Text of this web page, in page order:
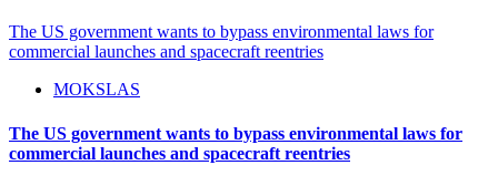
The US government wants to bypass environmental laws for
commercial launches and spacecraft reentries
MOKSLAS
The US government wants to bypass environmental laws for
commercial launches and spacecraft reentries